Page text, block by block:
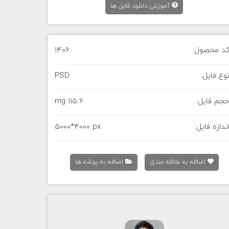
آموزش دانلود فایل ها
کد محصول: 1406
نوع فایل: PSD
حجم فایل: 115.6 mg
اندازه فایل: 5000*4000 px
اضافه به علاقه مندی اضافه به پوشه ها